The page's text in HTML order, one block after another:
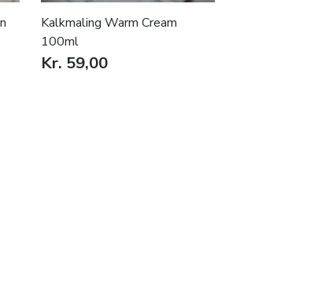
Kalkmaling Warm Cream
100ml
Kr. 59,00